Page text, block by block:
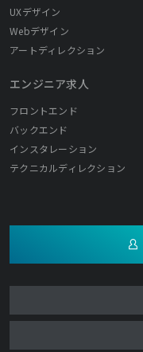
UXデザイン
Webデザイン
アートディレクション
エンジニア求人
フロントエンド
バックエンド
インスタレーション
テクニカルディレクション